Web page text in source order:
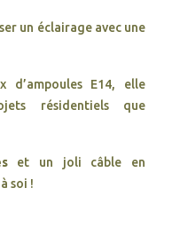
un éclairage avec une
d’ampoules E14, elle
résidentiels que
et un joli câble en
soi !